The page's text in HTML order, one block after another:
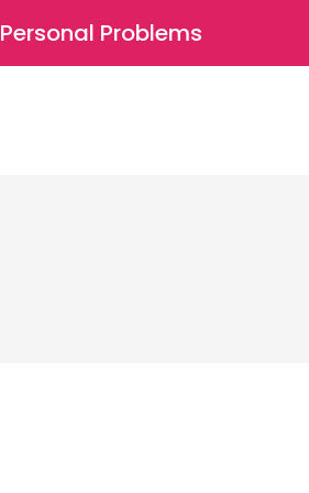
⚲
Personal Problems